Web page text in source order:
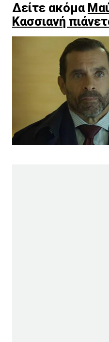
Δείτε ακόμα
Κασσιανή